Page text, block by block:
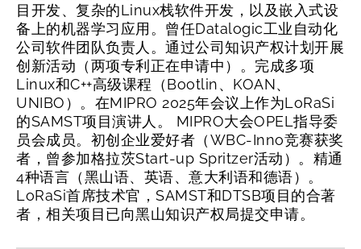
目开发、复杂的Linux栈软件开发，以及嵌入式设
备上的机器学习应用。曾任Datalogic工业自动化
公司软件团队负责人。通过公司知识产权计划开展
创新活动（两项专利正在申请中）。完成多项
Linux和C++高级课程（Bootlin、KOAN、
UNIBO）。在MIPRO 2025年会议上作为LoRaSi
的SAMST项目演讲人。 MIPRO大会OPEL指导委
员会成员。初创企业爱好者（WBC-Inno竞赛获奖
者，曾参加格拉茨Start-up Spritzer活动）。精通
4种语言（黑山语、英语、意大利语和德语）。
LoRaSi首席技术官，SAMST和DTSB项目的合著
者，相关项目已向黑山知识产权局提交申请。